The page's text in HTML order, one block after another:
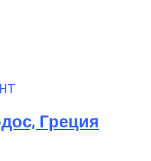
Греция